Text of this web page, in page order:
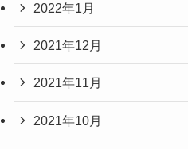
2022年1月
2021年12月
2021年11月
2021年10月